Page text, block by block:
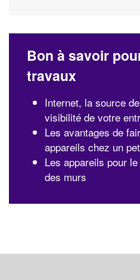
Bon à savoir
travaux
Internet, la source
visibilité de votre
Les avantages de
appareils chez un
Les appareils pour
des murs